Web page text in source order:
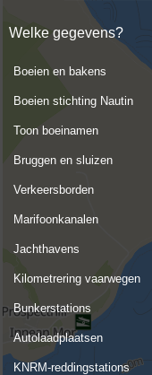
Welke gegevens?
Boeien en bakens
Boeien stichting Nautin
Toon boeinamen
Bruggen en sluizen
Verkeersborden
Marifoonkanalen
Jachthavens
Kilometrering vaarwegen
Bunkerstations
Autolaadplaatsen
KNRM-reddingstations